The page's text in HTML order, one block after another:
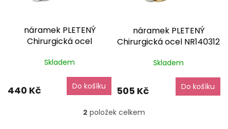
náramek PLETENÝ
Chirurgická ocel
zdarma
Skladem
440 Kč Do košíku
náramek PLETENÝ
Chirurgická ocel NR140312
Skladem
505 Kč Do košíku
O
2 položek celkem